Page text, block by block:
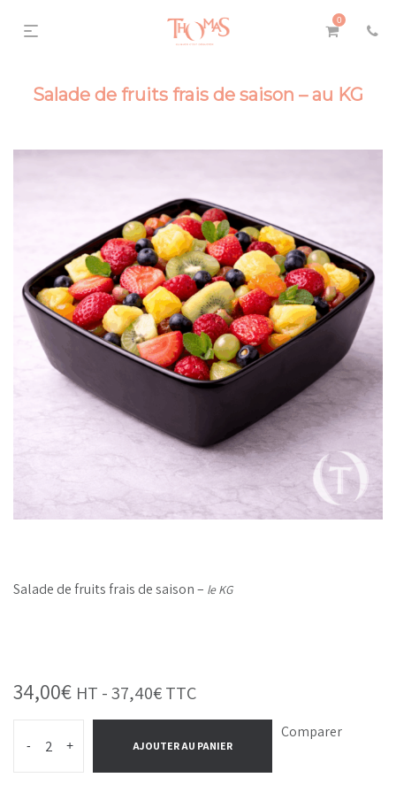
0
Salade de fruits frais de saison – au KG
Salade de fruits frais de saison – le KG
34,00€ HT -37,40€TTC
- + AJOUTER AU PANIER
Comparer